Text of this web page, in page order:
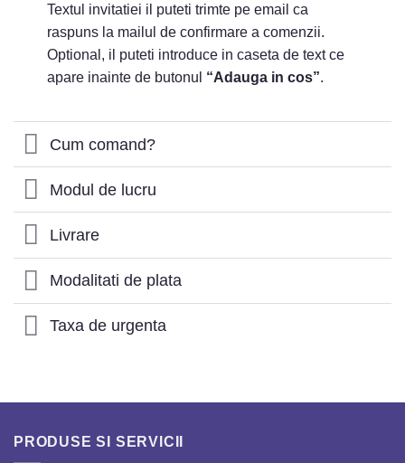
Textul invitatiei il puteti trimte pe email ca
raspuns la mailul de confirmare a comenzii.
Optional, il puteti introduce in caseta de text ce
apare inainte de butonul “Adauga in cos”.
Cum comand?
Modul de lucru
Livrare
Modalitati de plata
Taxa de urgenta
PRODUSE SI SERVICII